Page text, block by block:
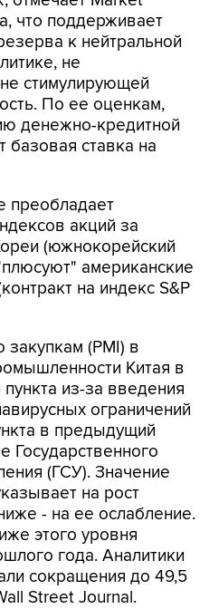
что поддерживает
к нейтральной
не
стимулирующей
По ее оценкам,
денежно-кредитной
базовая ставка на
преобладает
акций за
(южнокорейский
американские
на индекс S&P
(PMI) в
Китая в
из-за введения
ограничений
в предыдущий
Государственного
(ГСУ). Значение
на рост
- на ее ослабление.
этого уровня
года. Аналитики
сокращения до 49,5
Street Journal.